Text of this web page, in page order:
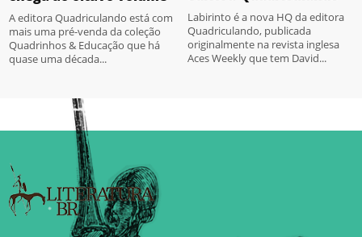
A editora Quadriculando está com
mais uma pré-venda da coleção
Quadrinhos & Educação que há
quase uma década...
Labirinto é a nova HQ da editora
Quadriculando, publicada
originalmente na revista inglesa
Aces Weekly que tem David...